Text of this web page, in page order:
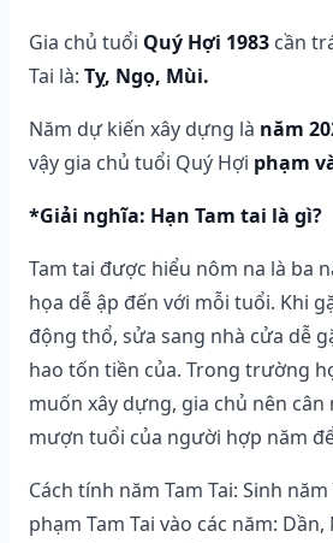
Gia chủ tuổi Quý Hợi 1983 cần
Tai là: Tỵ, Ngọ, Mùi.
Năm dự kiến xây dựng là năm
vậy gia chủ tuổi Quý Hợi phạm
*Giải nghĩa: Hạn Tam tai là gì?
Tam tai được hiểu nôm na là ba
họa dễ ập đến với mỗi tuổi. Khi
động thổ, sửa sang nhà cửa dễ
hao tốn tiền của. Trong trường
muốn xây dựng, gia chủ nên cân
mượn tuổi của người hợp năm
Cách tính năm Tam Tai: Sinh
phạm Tam Tai vào các năm: Dần,